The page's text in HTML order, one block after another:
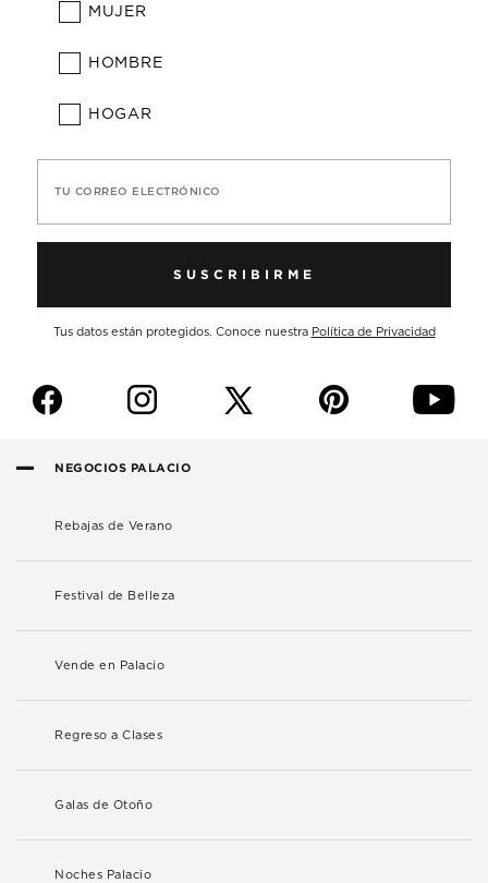
MUJER
HOMBRE
HOGAR
TU CORREO ELECTRÓNICO
SUSCRIBIRME
Tus datos están protegidos. Conoce nuestra Política de Privacidad
f i p y
NEGOCIOS PALACIO
Rebajas de Verano
Festival de Belleza
Vende en Palacio
Regreso a Clases
Galas de Otoño
Noches Palacio